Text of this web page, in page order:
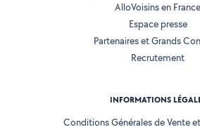
AlloVoisins en France
Espace presse
Partenaires et Grands
Recrutement
INFORMATIONS
Conditions Générales de Vente